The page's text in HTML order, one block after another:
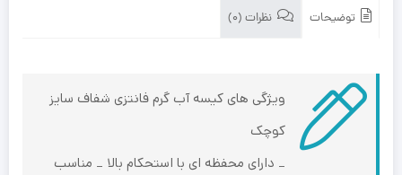
توضیحات نظرات (0)
ویژگی های کیسه آب گرم فانتزی شفاف سایز
کوچک
_ دارای محفظه ای با استحکام بالا _ مناسب